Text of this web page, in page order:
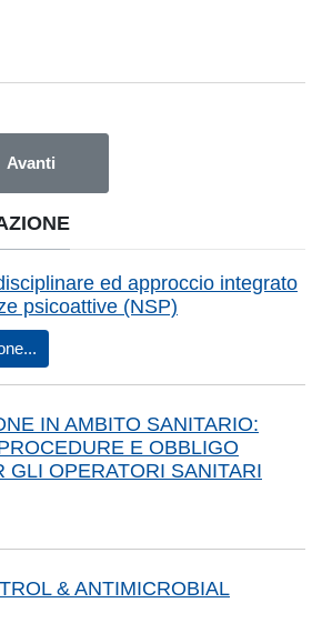
LA COMUNICAZIONE E
Articolo successivo: CORSO BREVE –
Avanti
ed approccio integrato
psicoattive (NSP)
IN AMBITO SANITARIO:
E OBBLIGO
GLI OPERATORI SANITARI
& ANTIMICROBIAL